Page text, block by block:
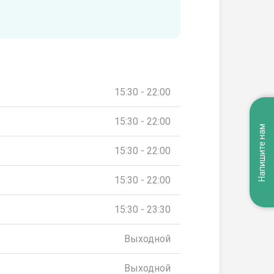
15:30 - 22:00
15:30 - 22:00
15:30 - 22:00
15:30 - 22:00
15:30 - 23:30
Выходной
Выходной
Напишите нам